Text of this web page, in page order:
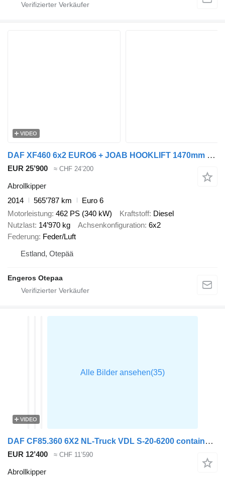
VIDEO
DAF XF460 6x2 EURO6 + JOAB HOOKLIFT 1470mm + MANUAL
EUR 25’900 ≈ CHF 24’200
Abrollkipper
2014
565’787 km
Euro 6
Motorleistung 462 PS (340 kW) Kraftstoff Diesel
Nutzlast 14’970 kg Achsenkonfiguration 6x2
Federung Feder/Luft
Estland, Otepää
Engeros Otepaa
VIDEO
DAF CF85.360 6X2 NL-Truck VDL S-20-6200 containersystem Lift-axle Au
EUR 12’400 ≈ CHF 11’590
Abrollkipper